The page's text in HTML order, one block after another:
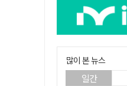
많이 본 뉴스
일간